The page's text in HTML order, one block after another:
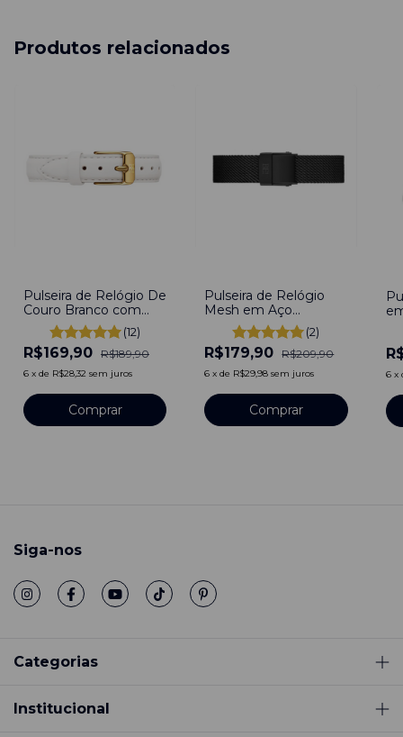
Produtos relacionados
Pulseira de Relógio De
Couro Branco com
Fivela em Aço
Inoxidável 12mm com
pinos
(12)
R$169,90 R$189,90
6 x de R$28,32 sem juros
Comprar
Pulseira de Relógio
Mesh em Aço
Inoxidável Preto
12mm engate rápido
(2)
R$179,90 R$209,90
6 xde R$29,98 sem juros 6 x
Siga-nos
Categorias
Institucional